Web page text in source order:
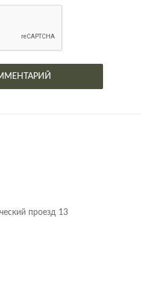
проезд 13